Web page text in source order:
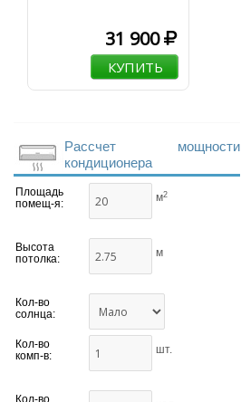
31 900
КУПИТЬ
Рассчет мощности
кондиционера
Площадь
помещ-я:
м2
Высота
потолка:
м
Кол-во
солнца:
Кол-во
комп-в:
шт.